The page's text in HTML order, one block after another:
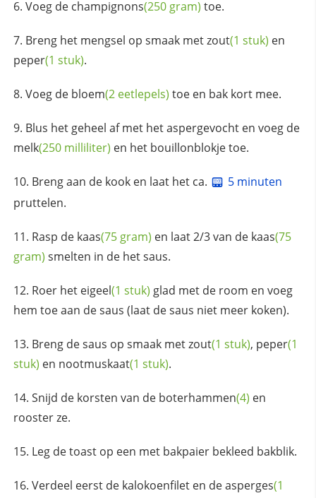
Voeg de champignons(250 gram) toe.
Breng het mengsel op smaak metzout(1 stuk) en
peper(1 stuk).
Voeg de bloem(2 eetlepels) toe en bak kort mee.
Blus het geheel af met het aspergevocht en voeg de
melk(250 milliliter) en het bouillonblokje toe.
Breng aan de kook en laat het ca.
5 minuten
pruttelen.
Rasp de kaas(75 gram) en laat 2/3 van de kaas(75
gram) smelten in de het saus.
Roer het eigeel(1 stuk) glad met de room en voeg
hem toe aan de saus (laat de saus niet meer koken).
Breng de saus op smaak metzout(1 stuk), peper(1
stuk) en nootmuskaat(1 stuk).
Snijd de korsten van de boterhammen(4) en
rooster ze.
Leg de toast op een met bakpaier bekleed bakblik.
Verdeel eerst de kalokoenfilet en deasperges(1